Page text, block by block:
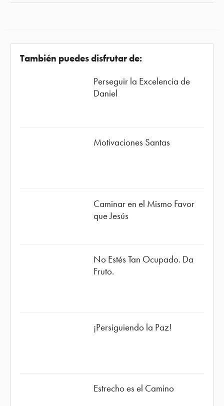
También puedes disfrutar de:
Perseguir la Excelencia de
Daniel
Motivaciones Santas
Caminar en el Mismo Favor
que Jesús
No Estés Tan Ocupado. Da
Fruto.
¡Persiguiendo la Paz!
Estrecho es el Camino